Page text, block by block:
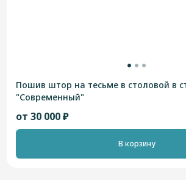
Пошив штор на тесьме в столовой в
"Современный"
от 30 000 ₽
В корзину